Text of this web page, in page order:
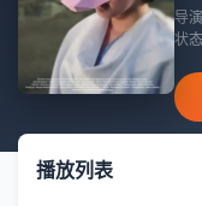
导演
状态
播放列表